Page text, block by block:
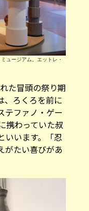
ュージアム。エットレ・
、ろくろを前に
テファノ・ゲー
携わっていた叔
いいます。「忍
がたい喜びがあ